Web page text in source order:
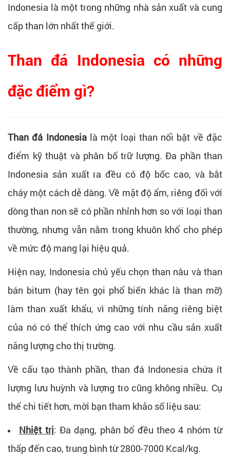
Indonesia là một trong những nhà sản xuất và cung
cấp than lớn nhất thế giới.
Than đá Indonesia có những
đặc điểm gì?
Than đá Indonesialà một loại than nổi bật về đặc
điểm kỹ thuật và phân bố trữ lượng. Đa phần than
Indonesia sản xuất ra đều có độ bốc cao, và bắt
cháy một cách dễ dàng. Về mặt độ ẩm, riêng đối với
dòng than non sẽ có phần nhỉnh hơn so với loại than
thường, nhưng vẫn nằm trong khuôn khổ cho phép
về mức độ mang lại hiệu quả.
Hiện nay, Indonesia chủ yếu chọn than nâu và than
bán bitum (hay tên gọi phổ biến khác là than mỡ)
làm than xuất khẩu, vì những tính năng riêng biệt
của nó có thể thích ứng cao với nhu cầu sản xuất
năng lượng cho thị trường.
Về cấu tạo thành phần, than đá Indonesia chứa ít
lượng lưu huỳnh và lượng tro cũng không nhiều. Cụ
thể chi tiết hơn, mời bạn tham khảo số liệu sau:
Nhiệt trị: Đa dạng, phân bổ đều theo 4 nhóm từ
thấp đến cao, trung bình từ 2800-7000 Kcal/kg.